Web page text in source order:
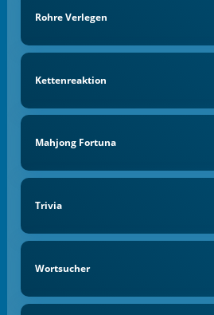
Rohre Verlegen
Kettenreaktion
Mahjong Fortuna
Trivia
Wortsucher